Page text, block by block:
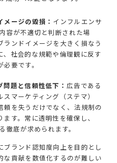
ージの毀損： インフルエンサ
容が不適切と判断された場
ンドイメージを大きく損なう
、社会的な規範や倫理観に反す
要です。
問題と信頼性低下：広告である
マーケティング（ステマ）
頼を失うだけでなく、法規制の
す。常に透明性を確保し、
徹底が求められます。
ブランド認知度向上を目的とし
な貢献を数値化するのが難しい